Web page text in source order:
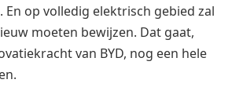
En op volledig elektrisch gebied zal
moeten bewijzen. Dat gaat,
van BYD, nog een hele